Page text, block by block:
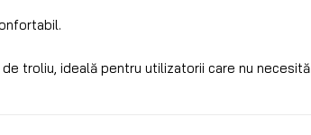
troliu, ideală pentru utilizatorii care nu necesită